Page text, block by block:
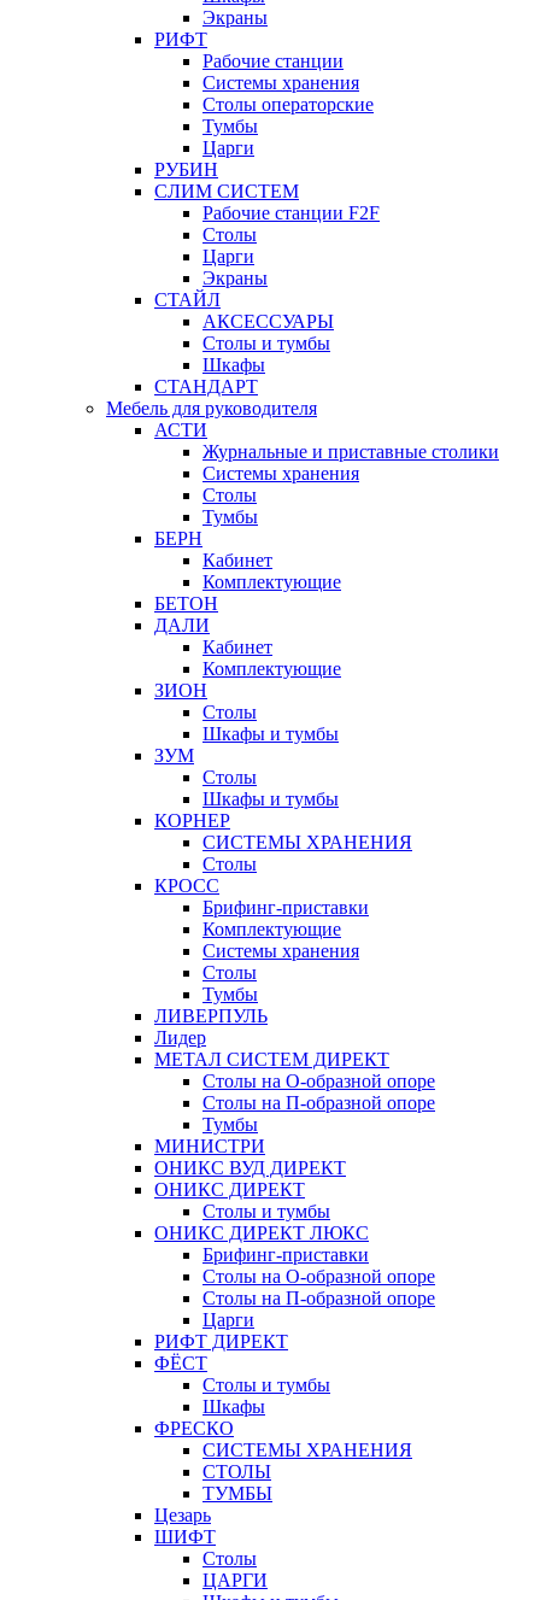
Экраны
РИФТ
Рабочие станции
Системы хранения
Столы операторские
Тумбы
Царги
РУБИН
СЛИМ СИСТЕМ
Рабочие станции F2F
Столы
Царги
Экраны
СТАЙЛ
АКСЕССУАРЫ
Столы и тумбы
Шкафы
СТАНДАРТ
Мебель для руководителя
АСТИ
Журнальные и приставные столики
Системы хранения
Столы
Тумбы
БЕРН
Кабинет
Комплектующие
БЕТОН
ДАЛИ
Кабинет
Комплектующие
ЗИОН
Столы
Шкафы и тумбы
ЗУМ
Столы
Шкафы и тумбы
КОРНЕР
СИСТЕМЫ ХРАНЕНИЯ
Столы
КРОСС
Брифинг-приставки
Комплектующие
Системы хранения
Столы
Тумбы
ЛИВЕРПУЛЬ
Лидер
МЕТАЛ СИСТЕМ ДИРЕКТ
Столы на О-образной опоре
Столы на П-образной опоре
Тумбы
МИНИСТРИ
ОНИКС ВУД ДИРЕКТ
ОНИКС ДИРЕКТ
Столы и тумбы
ОНИКС ДИРЕКТ ЛЮКС
Брифинг-приставки
Столы на О-образной опоре
Столы на П-образной опоре
Царги
РИФТ ДИРЕКТ
ФЁСТ
Столы и тумбы
Шкафы
ФРЕСКО
СИСТЕМЫ ХРАНЕНИЯ
СТОЛЫ
ТУМБЫ
Цезарь
ШИФТ
Столы
ЦАРГИ